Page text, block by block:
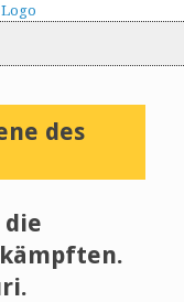
des